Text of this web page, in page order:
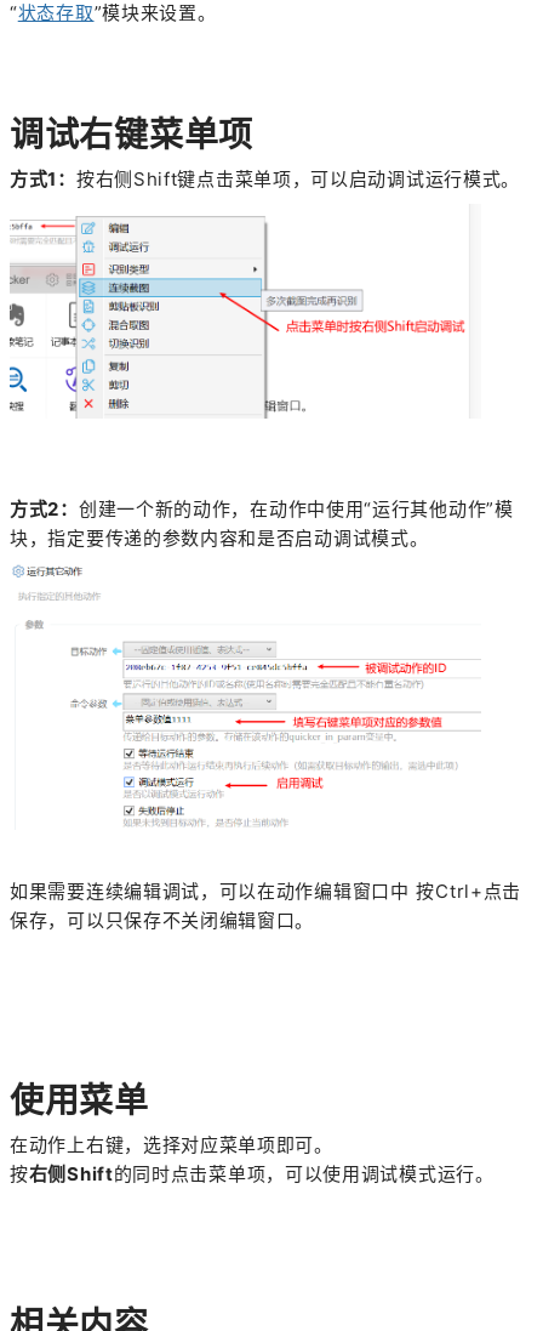
“状态存取”模块来设置。
调试右键菜单项
方式1： 按右侧Shift键点击菜单项，可以启动调试运行模式。
方式2： 创建一个新的动作，在动作中使用“运行其他动作”模
块，指定要传递的参数内容和是否启动调试模式。
如果需要连续编辑调试，可以在动作编辑窗口中 按Ctrl+点击
保存，可以只保存不关闭编辑窗口。
使用菜单
在动作上右键，选择对应菜单项即可。
按右侧Shift的同时点击菜单项，可以使用调试模式运行。